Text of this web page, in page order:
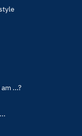
...?